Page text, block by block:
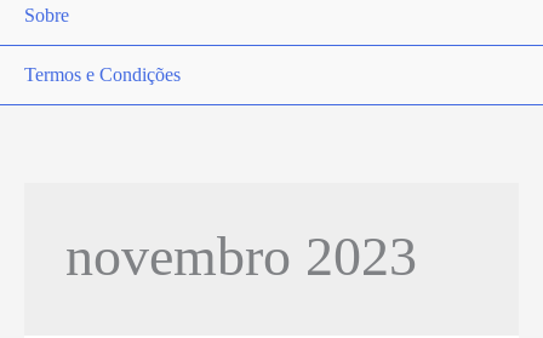
Sobre
Termos e Condições
novembro 2023